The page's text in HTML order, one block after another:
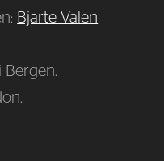
Bjarte Valen